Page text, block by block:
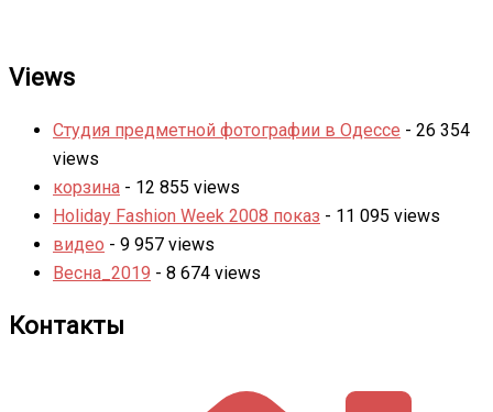
Views
Студия предметной фотографии в Одессе - 26 354
views
корзина - 12 855 views
Holiday Fashion Week 2008 показ - 11 095 views
видео - 9 957 views
Весна_2019 - 8 674 views
Контакты